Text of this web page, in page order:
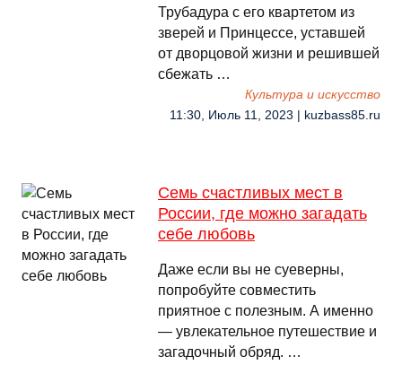
Трубадура с его квартетом из
зверей и Принцессе, уставшей
от дворцовой жизни и решившей
сбежать …
Культура и искусство
11:30, Июль 11, 2023 | kuzbass85.ru
Семь счастливых мест в
России, где можно загадать
себе любовь
Даже если вы не суеверны,
попробуйте совместить
приятное с полезным. А именно
— увлекательное путешествие и
загадочный обряд. …